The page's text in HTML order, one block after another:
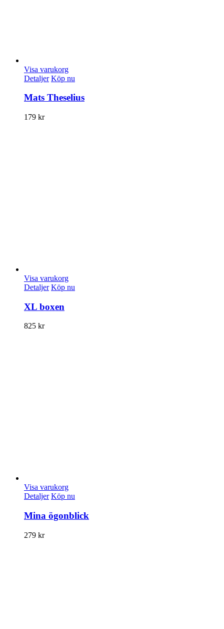
Visa varukorg
Detaljer Köp nu
Mats Theselius
179 kr
Visa varukorg
Detaljer Köp nu
XL boxen
825 kr
Visa varukorg
Detaljer Köp nu
Mina ögonblick
279 kr